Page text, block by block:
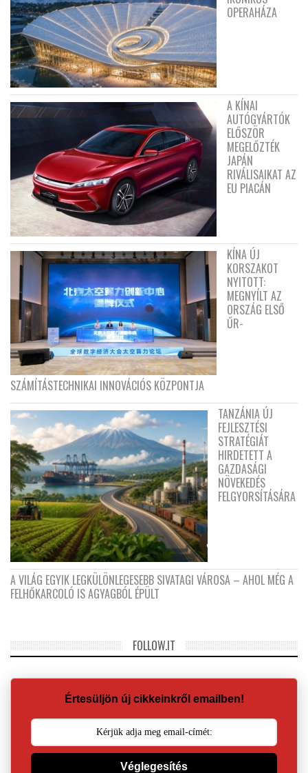
OPERAHÁZA
A KÍNAI
AUTÓGYÁRTÓK
ELŐSZÖR
MEGELŐZTÉK
JAPÁN
RIVÁLISAIKAT AZ
EU PIACÁN
KÍNA ÚJ
KORSZAKOT
NYITOTT:
MEGNYÍLT AZ
ORSZÁG ELSŐ
ŰR-
SZÁMÍTÁSTECHNIKAI INNOVÁCIÓS KÖZPONTJA
TANZÁNIA ÚJ
FEJLESZTÉSI
STRATÉGIÁT
HIRDETETT A
GAZDASÁGI
NÖVEKEDÉS
FELGYORSÍTÁSÁRA
A VILÁG EGYIK LEGKÜLÖNLEGESEBB SIVATAGI VÁROSA – AHOL MÉG A
FELHŐKARCOLÓ IS AGYAGBÓL ÉPÜLT
FOLLOW.IT
Értesüljön új cikkeinkről emailben!
Véglegesítés